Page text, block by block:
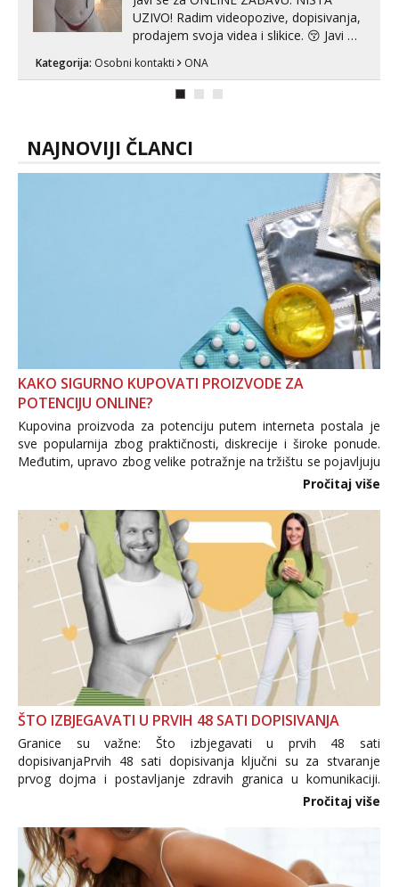
UZIVO! Radim videopozive, dopisivanja,
prodajem svoja videa i slikice. 😚 Javi mi
Telegram. +385 91 723 0045
Kategorija: Osobni kontakti ONA
NAJNOVIJI ČLANCI
KAKO SIGURNO KUPOVATI PROIZVODE ZA
POTENCIJU ONLINE?
Kupovina proizvoda za potenciju putem interneta postala je
sve popularnija zbog praktičnosti, diskrecije i široke ponude.
Međutim, upravo zbog velike potražnje na tržištu se pojavljuju
i brojni krivotvoreni proizvodi, nepouzdane internetske
Pročitaj više
ŠTO IZBJEGAVATI U PRVIH 48 SATI DOPISIVANJA
Granice su važne: Što izbjegavati u prvih 48 sati
dopisivanjaPrvih 48 sati dopisivanja ključni su za stvaranje
prvog dojma i postavljanje zdravih granica u komunikaciji.
Važno je izbjeći prebrzo otkrivanje osobnih ili intimnih
informacija, jer nepoznata osoba još nije zaslužila to
povjerenje. Takođe...
Pročitaj više